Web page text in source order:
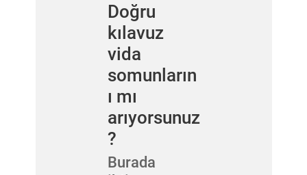
Doğru
kılavuz
vida
somunların
ı mı
arıyorsunuz
?
Burada